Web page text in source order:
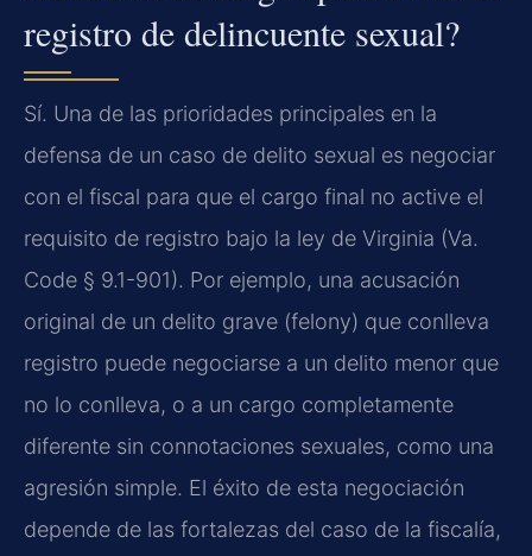
registro de delincuente sexual?
Sí. Una de las prioridades principales en la
defensa de un caso de delito sexual es negociar
con el fiscal para que el cargo final no active el
requisito de registro bajo la ley de Virginia (Va.
Code § 9.1-901). Por ejemplo, una acusación
original de un delito grave (felony) que conlleva
registro puede negociarse a un delito menor que
no lo conlleva, o a un cargo completamente
diferente sin connotaciones sexuales, como una
agresión simple. El éxito de esta negociación
depende de las fortalezas del caso de la fiscalía,